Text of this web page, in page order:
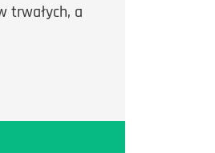
trwałych, a